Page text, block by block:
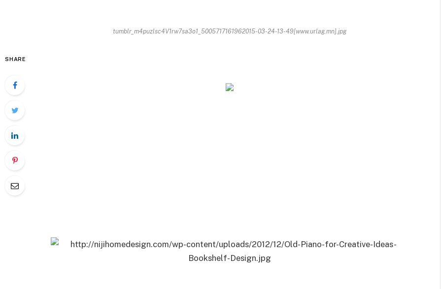
tumblr_m4puzlsc4V1rw7sa3o1_5005717161962015-03-24-13-49[www.urlag.mn].jpg
SHARE